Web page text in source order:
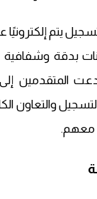
يتم
بدقة وشفافية
إلى
والتعاون
معهم.